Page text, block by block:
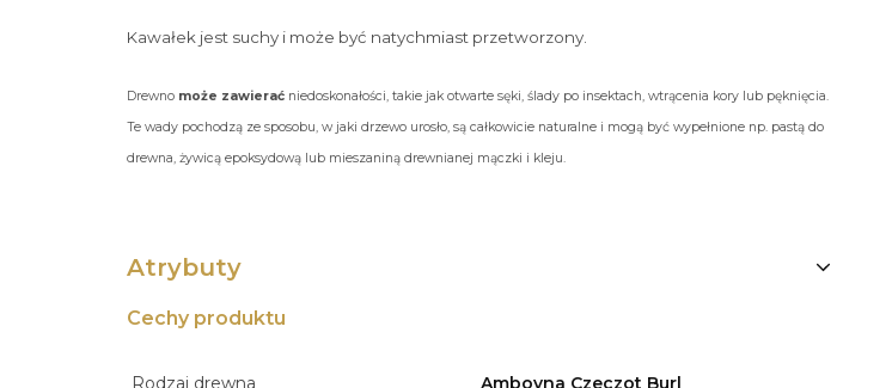
Kawałek jest suchy i może być natychmiast przetworzony.
Drewno może zawierać niedoskonałości, takie jak otwarte sęki, ślady po insektach, wtrącenia kory lub pęknięcia.
Te wady pochodzą ze sposobu, w jaki drzewo urosło, są całkowicie naturalne i mogą być wypełnione np. pastą do
drewna, żywicą epoksydową lub mieszaniną drewnianej mączki i kleju.
Atrybuty
Cechy produktu
Rodzaj drewna
Amboyna Czeczot Burl